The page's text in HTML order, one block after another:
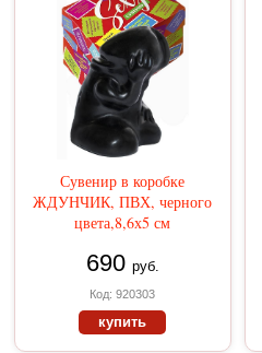
Сувенир в коробке
ЖДУНЧИК, ПВХ, черного
цвета,8,6х5 см
690 руб.
Код: 920303
купить